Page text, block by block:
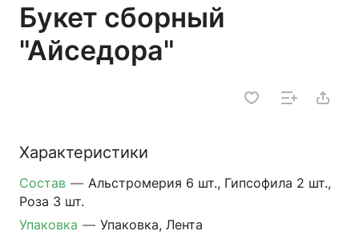
Букет сборный
"Айседора"
Характеристики
Состав — Альстромерия 6 шт., Гипсофила 2 шт.,
Роза 3 шт.
Упаковка — Упаковка, Лента